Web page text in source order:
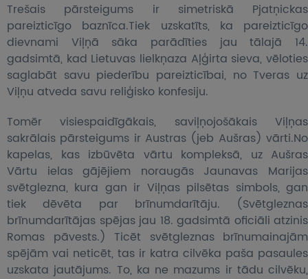
Trešais pārsteigums ir simetriskā Pjatņickas
pareizticīgo baznīca.Tiek uzskatīts, ka pareizticīgo
dievnami Viļņā sāka parādīties jau tālajā 14.
gadsimtā, kad Lietuvas lielkņaza Aļģirta sieva, vēloties
saglabāt savu piederību pareizticībai, no Tveras uz
Viļņu atveda savu reliģisko konfesiju.
Tomēr visiespaidīgākais, saviļņojošākais Viļņas
sakrālais pārsteigums ir Austras (jeb Aušras) vārti.No
kapelas, kas izbūvēta vārtu kompleksā, uz Aušras
Vārtu ielas gājējiem noraugās Jaunavas Marijas
svētglezna, kura gan ir Viļņas pilsētas simbols, gan
tiek dēvēta par brīnumdarītāju. (Svētgleznas
brīnumdarītājas spējas jau 18. gadsimtā oficiāli atzinis
Romas pāvests.) Ticēt svētgleznas brīnumainajām
spējām vai neticēt, tas ir katra cilvēka paša pasaules
uzskata jautājums. To, ka ne mazums ir tādu cilvēku,